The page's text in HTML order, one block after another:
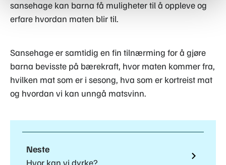
sansehage kan barna få muligheter til å oppleve og
erfare hvordan maten blir til.
Sansehage er samtidig en fin tilnærming for å gjøre
barna bevisste på bærekraft, hvor maten kommer fra,
hvilken mat som er i sesong, hva som er kortreist mat
og hvordan vi kan unngå matsvinn.
Neste
Hvor kan vi dyrke?